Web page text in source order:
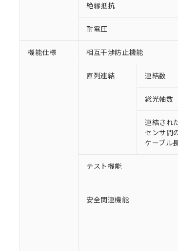
絶縁抵抗
耐電圧
機能仕様 相互干渉防止機能
直列連結 連結数
総光軸数
連結され
センサ間
ケーブル
テスト機能
安全関連機能